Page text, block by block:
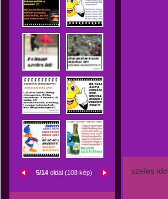
5/14 oldal (108 kép) szeles ido